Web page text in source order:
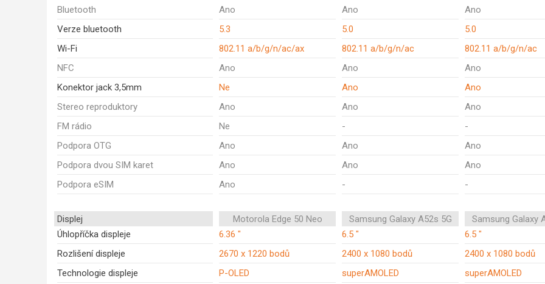
Bluetooth Ano Ano
Ano
Verze bluetooth
5.3 5.0
5.0
Wi-Fi
802.11 a/b/g/n/ac/ax 802.11 a/b/g/n/ac
802.11 a/b/g/n/ac
NFC
Ano Ano
Ano
Konektor jack 3,5mm
Ne Ano
Ano
Stereo reproduktory
Ano Ano
Ano
FM rádio
Ne -
-
Podpora OTG
Ano Ano
Ano
Podpora dvou SIM karet
Ano Ano
Ano
Podpora eSIM
Ano - -
Displej Motorola Edge 50 Neo Samsung Galaxy A52s 5G
Samsung Galaxy
Úhlopříčka displeje
6.36 " 6.5 "
6.5 "
Rozlišení displeje
2670 x 1220 bodů 2400 x 1080 bodů
2400 x 1080 bodů
Technologie displeje
P-OLED superAMOLED
superAMOLED